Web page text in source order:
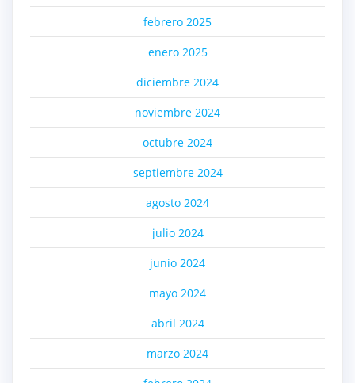
febrero 2025
enero 2025
diciembre 2024
noviembre 2024
octubre 2024
septiembre 2024
agosto 2024
julio 2024
junio 2024
mayo 2024
abril 2024
marzo 2024